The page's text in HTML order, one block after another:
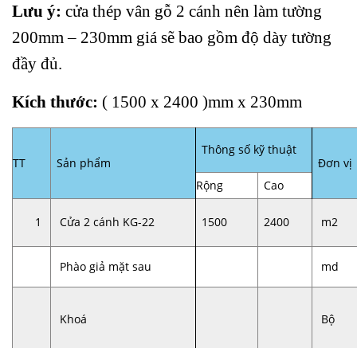
Lưu ý: cửa thép vân gỗ 2 cánh nên làm tường
200mm – 230mm giá sẽ bao gồm độ dày tường
đầy đủ.
Kích thước: ( 1500 x 2400 )mm x 230mm
TT Sản phẩm
Thông số kỹ thuật
Đơn vị
Rộng
Cao
1 Cửa 2 cánh KG-22 1500 2400 m2
Phào giả mặt sau md
Khoá Bộ